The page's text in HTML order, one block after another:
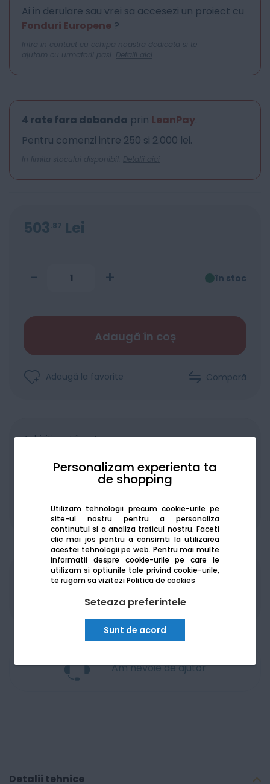
Personalizam experienta ta
de shopping
Utilizam tehnologii precum cookie-urile pe
site-ul nostru pentru a personaliza
continutul si a analiza traficul nostru. Faceti
clic mai jos pentru a consimti la utilizarea
acestei tehnologii pe web. Pentru mai multe
informatii despre cookie-urile pe care le
utilizam si optiunile tale privind cookie-urile,
te rugam sa viziteziPolitica de cookies
Seteaza preferintele
Sunt de acord
Ai in derulare sau vrei sa accesezi un proiect cu
Fonduri Europene ?
Intra in contact cu echipa noastra dedicata si te
ajutam cu urmatorii pasi. Detalii aici
4 rate fara dobanda prin LeanPay.
Pentru comenzi intre 250 si 2.000 lei.
In limita stocului disponibil. Detalii aici
503 87 Lei
- + în stoc
Adaugă în coș
Adaugă la favorite Compară
Achiziționat în rate
De la: 210.94Lei / lună Vezi detalii
Produsele sunt disponibile pe platforma de
Am nevoie de ajutor
Detalii tehnice